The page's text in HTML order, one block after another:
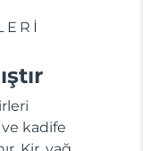
kadife